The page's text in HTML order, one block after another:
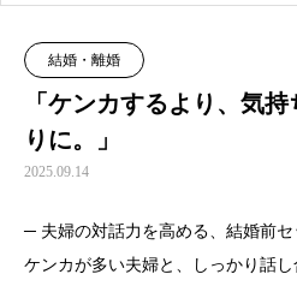
結婚・離婚
「ケンカするより、気
りに。」
2025.09.14
─ 夫婦の対話力を高める、結婚前セ
ケンカが多い夫婦と、しっかり話